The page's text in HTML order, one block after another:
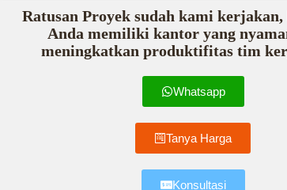
Ratusan Proyek sudah kami
Anda memiliki kantor yang
meningkatkan produktifitas tim
Whatsapp
Tanya Harga
Konsultasi